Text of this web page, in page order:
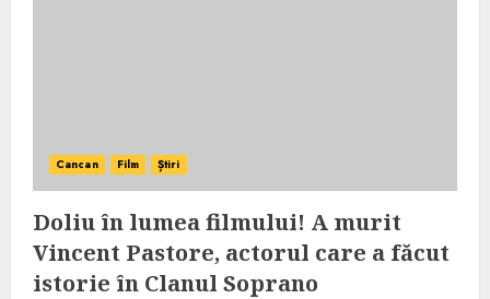
Cancan Film Știri
Doliu în lumea filmului! A murit
Vincent Pastore, actorul care a făcut
istorie în Clanul Soprano